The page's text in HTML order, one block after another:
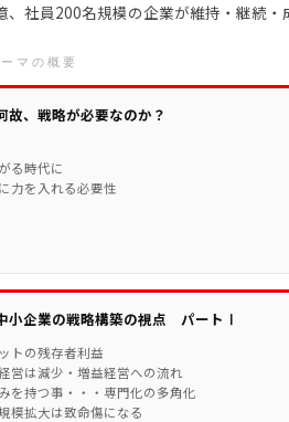
、社員200名規模の企業が維持・継続・
マの概要
故、戦略が必要なのか？
る時代に
力を入れる必要性
小企業の戦略構築の視点 パートⅠ
トの残存者利益
営は減少・増益経営への流れ
を持つ事・・・専門化の多角化
模拡大は致命傷になる